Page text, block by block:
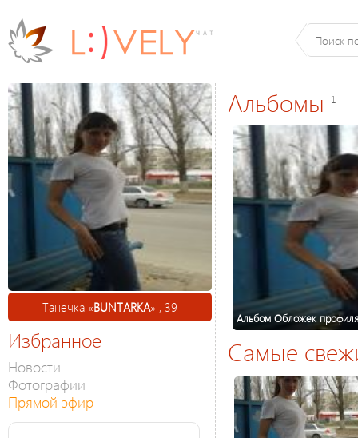
Танечка «BUNTARKA» , 39
Избранное
Новости
Фотографии
Прямой эфир
Альбомы 1
Альбом Обложек профиля
Самые